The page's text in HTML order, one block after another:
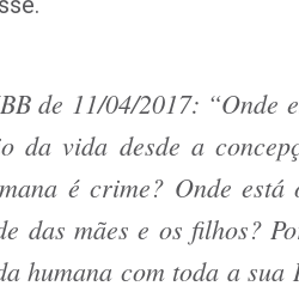
de 11/04/2017: “Onde
da vida desde a
é crime? Onde
das mães e os filhos?
humana com toda a